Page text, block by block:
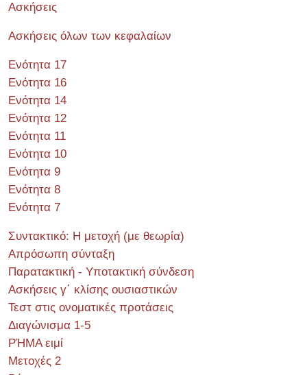
Ασκήσεις
Ασκήσεις όλων των κεφαλαίων
Ενότητα 17
Ενότητα 16
Ενότητα 14
Ενότητα 12
Ενότητα 11
Ενότητα 10
Ενότητα 9
Ενότητα 8
Ενότητα 7
Συντακτικό: Η μετοχή (με θεωρία)
Απρόσωπη σύνταξη
Παρατακτική - Υποτακτική σύνδεση
Ασκήσεις γ΄ κλίσης ουσιαστικών
Τεστ στις ονοματικές προτάσεις
Διαγώνισμα 1-5
ΡΉΜΑ ειμί
Μετοχές 2